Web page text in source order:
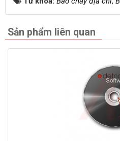
Sản phẩm liên quan